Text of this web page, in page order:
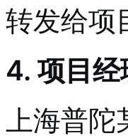
转发给项
4. 项目
上海普